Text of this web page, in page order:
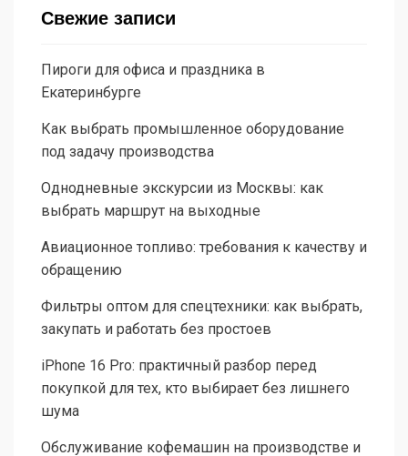
Свежие записи
Пироги для офиса и праздника в
Екатеринбурге
Как выбрать промышленное оборудование
под задачу производства
Однодневные экскурсии из Москвы: как
выбрать маршрут на выходные
Авиационное топливо: требования к качеству и
обращению
Фильтры оптом для спецтехники: как выбрать,
закупать и работать без простоев
iPhone 16 Pro: практичный разбор перед
покупкой для тех, кто выбирает без лишнего
шума
Обслуживание кофемашин на производстве и